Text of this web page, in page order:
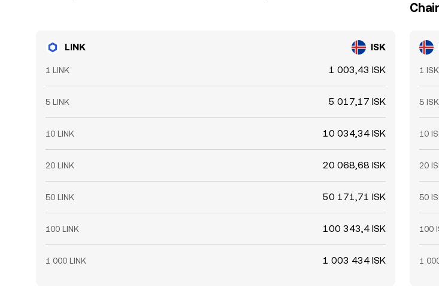
LINK ISK
1 LINK 1 003,43 ISK
5 LINK 5 017,17 ISK
10 LINK 10 034,34 ISK
20 LINK 20 068,68 ISK
50 LINK 50 171,71 ISK
100 LINK 100 343,4 ISK
1 000 LINK 1 003 434 ISK
1 ISK
5 ISK
10
20
50
100
1